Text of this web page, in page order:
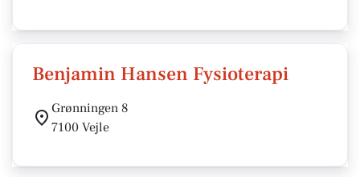
Benjamin Hansen Fysioterapi
Grønningen 8
7100 Vejle